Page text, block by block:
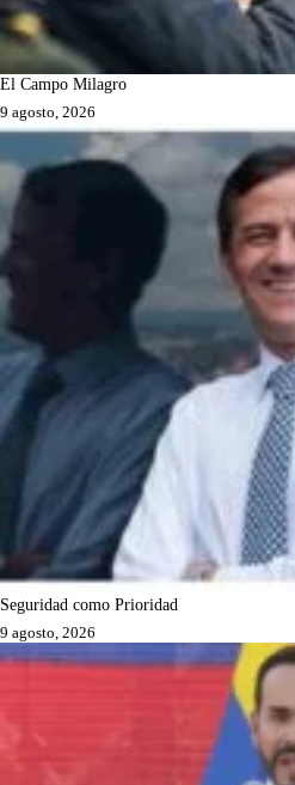
El Campo Milagro
9 agosto, 2026
Seguridad como Prioridad
9 agosto, 2026